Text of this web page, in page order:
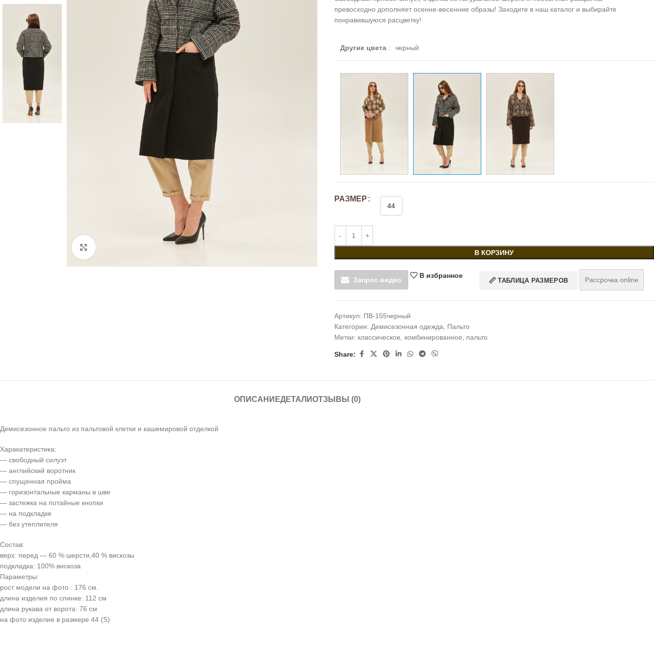
превосходно дополняет осенне-весенние образы! Заходите в наш каталог и выбирайте
понравившуюся расцветку!
Другие цвета : черный
РАЗМЕР
44
В КОРЗИНУ
Запрос видео
В избранное
ТАБЛИЦА РАЗМЕРОВ Рассрочка online
Артикул: ПВ-155черный
Категории: Демисезонная одежда
Пальто
Метки: классическое комбинированное пальто
Share:
ОПИСАНИЕДЕТАЛИОТЗЫВЫ (0)
Демисезонное пальто из пальтовой клетки и кашемировой отделкой
Харакатеристика:
— свободный силуэт
— английский воротник
— спущенная пройма
— горизонтальные карманы в шве
— застежка на потайные кнопки
— на подкладке
— без утеплителя
Состав:
верх: перед — 60 % шерсти,40 % вискозы
подкладка: 100% вискоза
Параметры:
рост модели на фото : 176 см.
длина изделия по спинке: 112 см
длина рукава от ворота: 76 см
на фото изделие в размере 44 (S)